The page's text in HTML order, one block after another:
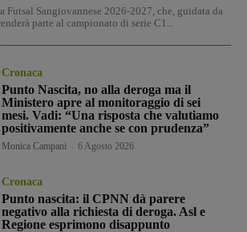
Futsal Sangiovannese 2026-2027, che, guidata da
parte al campionato di serie C1...
Cronaca
Punto Nascita, no alla deroga ma il
Ministero apre al monitoraggio di sei
mesi. Vadi: “Una risposta che valutiamo
positivamente anche se con prudenza”
Monica Campani 6 Agosto 2026
Cronaca
Punto nascita: il CPNN dà parere
negativo alla richiesta di deroga. Asl e
Regione esprimono disappunto